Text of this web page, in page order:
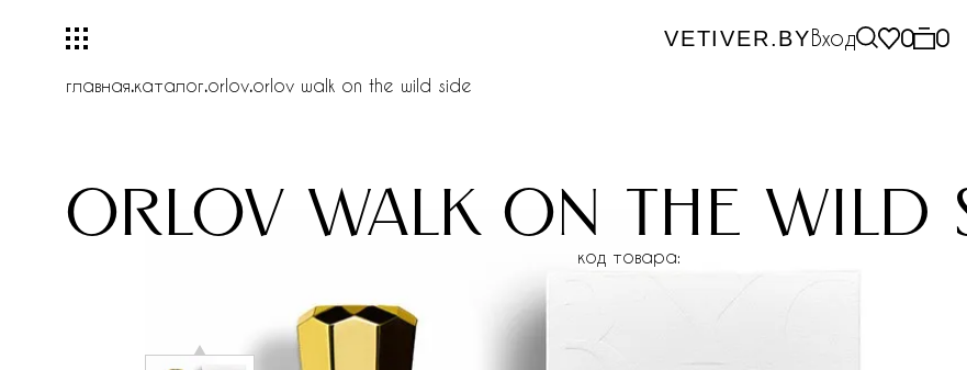
VETIVER.BYВход 0 0
главная.каталог.orlov.orlov walk on the wild side
orlov walk on the wild
код товара: